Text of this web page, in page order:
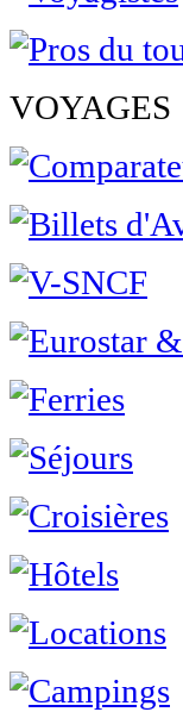
VOYAGES